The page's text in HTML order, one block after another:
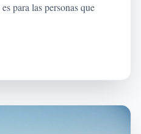
para las personas que